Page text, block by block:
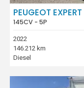
PEUGEOT EXPERT
145CV - 5P
2022
146.212 km
Diesel